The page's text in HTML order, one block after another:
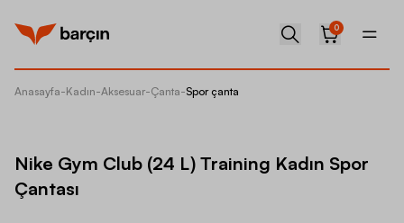
0
Anasayfa-Kadın-Aksesuar-Çanta-Spor çanta
Nike Gym Club (24 L) Training Kadın Spor
Çantası